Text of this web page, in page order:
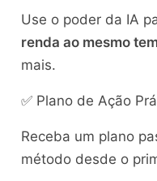
Use o poder da IA
renda ao mesmo
mais.
✅ Plano de Ação
Receba um plano
método desde o